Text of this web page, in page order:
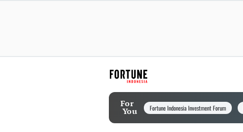
For
You Fortune Indonesia Investment Forum